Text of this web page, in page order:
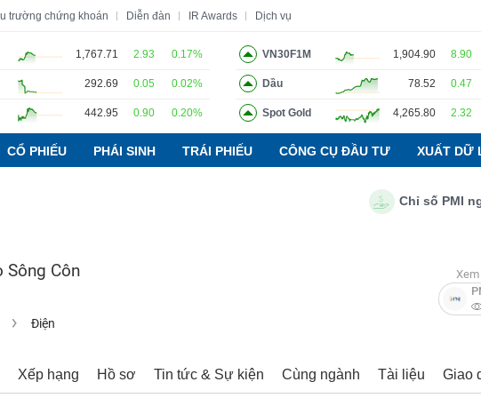
trường chứng khoán Diễn đàn IR Awards Dịch vụ
1,767.71 2.93 0.17%
292.69 0.05 0.02%
442.95 0.90 0.20%
VN30F1M 1,904.90 8.90
Dầu 78.52 0.47
Spot Gold 4,265.80 2.32
CỔ PHIẾU PHÁI SINH TRÁI PHIẾU CÔNG CỤ ĐẦU TƯ XUẤT DỮ
Chỉ số PMI
Sông Côn
Điện
Xếp hạng Hồ sơ Tin tức & Sự kiện Cùng ngành Tài liệu Giao
Lãnh đạo Báo cáo phân tích Thuật ngữ